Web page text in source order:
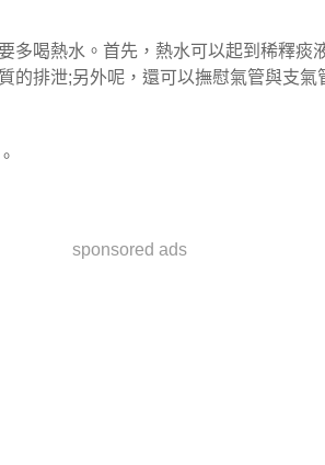
多喝熱水。首先，熱水可以起到稀釋痰
的排泄;另外呢，還可以撫慰氣管與支
sponsored ads